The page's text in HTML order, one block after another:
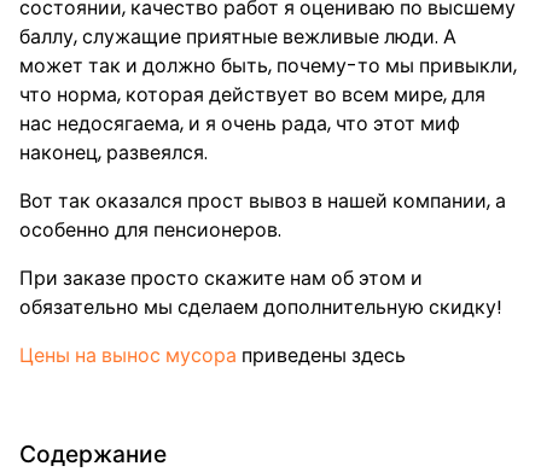
состоянии, качество работ я оцениваю по высшему
баллу, служащие приятные вежливые люди. А
может так и должно быть, почему-то мы привыкли,
что норма, которая действует во всем мире, для
нас недосягаема, и я очень рада, что этот миф
наконец, развеялся.
Вот так оказался прост вывоз в нашей компании, а
особенно для пенсионеров.
При заказе просто скажите нам об этом и
обязательно мы сделаем дополнительную скидку!
Цены на вынос мусора приведены здесь
Содержание